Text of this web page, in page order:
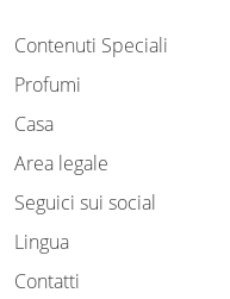
Contenuti Speciali
Profumi
Casa
Area legale
Seguici sui social
Lingua
Contatti